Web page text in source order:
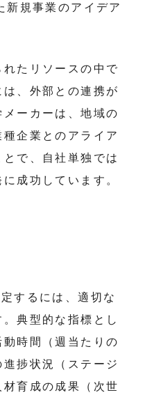
新規事業のアイデア
たリソースの中で
、外部との連携が
ーカーは、地域の
企業とのアライア
で、自社単独では
成功しています。
するには、適切な
典型的な指標とし
時間（週当たりの
捗状況（ステージ
育成の成果（次世